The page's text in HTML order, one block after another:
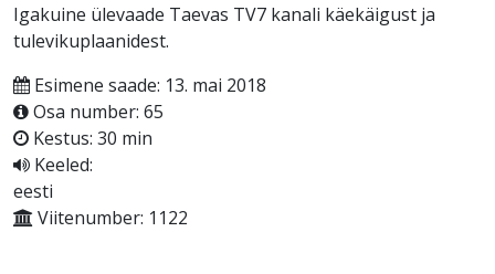
Igakuine ülevaade Taevas TV7 kanali käekäigust ja
tulevikuplaanidest.
Esimene saade: 13. mai 2018
Osa number: 65
Kestus: 30 min
Keeled:
eesti
Viitenumber: 1122